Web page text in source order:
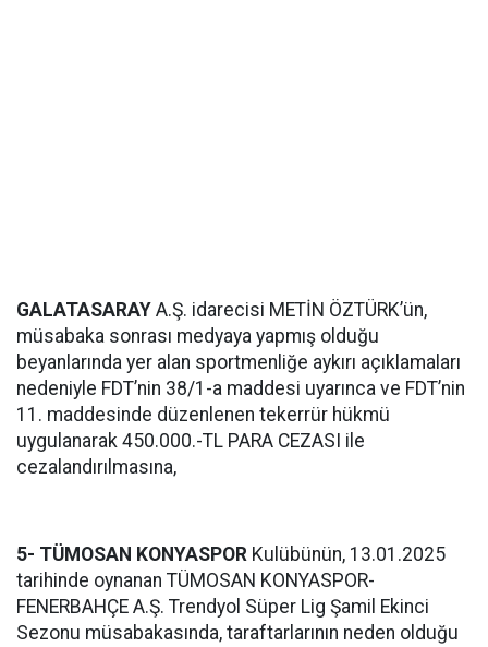
GALATASARAY A.Ş. idarecisi METİN ÖZTÜRK’ün,
müsabaka sonrası medyaya yapmış olduğu
beyanlarında yer alan sportmenliğe aykırı açıklamaları
nedeniyle FDT’nin 38/1-a maddesi uyarınca ve FDT’nin
11. maddesinde düzenlenen tekerrür hükmü
uygulanarak 450.000.-TL PARA CEZASI ile
cezalandırılmasına,
5- TÜMOSAN KONYASPOR Kulübünün, 13.01.2025
tarihinde oynanan TÜMOSAN KONYASPOR-
FENERBAHÇE A.Ş. Trendyol Süper Lig Şamil Ekinci
Sezonu müsabakasında, taraftarlarının neden olduğu